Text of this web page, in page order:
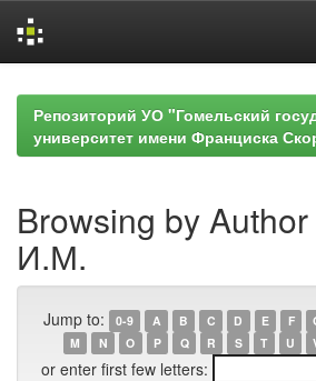
navigationРепозиторий УО "Гомельский
университет имени Франциска
Browsing by
И.М.
Jump to: 0-9 A B C D E F
M
N O P Q R S T U
or enter first few letters: